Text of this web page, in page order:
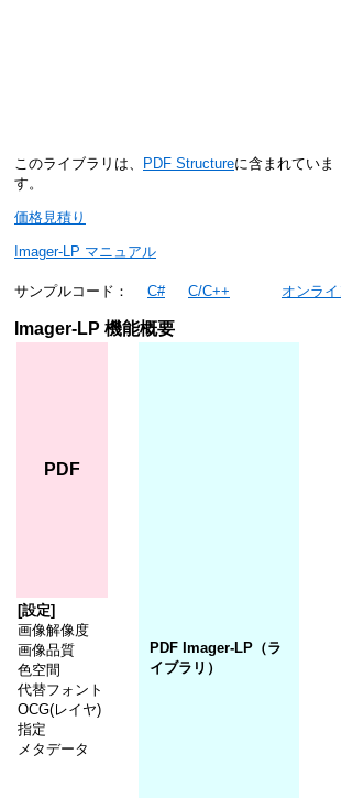
このライブラリは、 PDF Structureに含まれていま
す。
価格見積り
Imager-LP マニュアル
サンプルコード： C# C/C++ オンラ
Imager-LP 機能概要
PDF
PDF Imager-LP（ラ
イブラリ）
[設定]
画像解像度
画像品質
色空間
代替フォント
OCG(レイヤ)
指定
メタデータ